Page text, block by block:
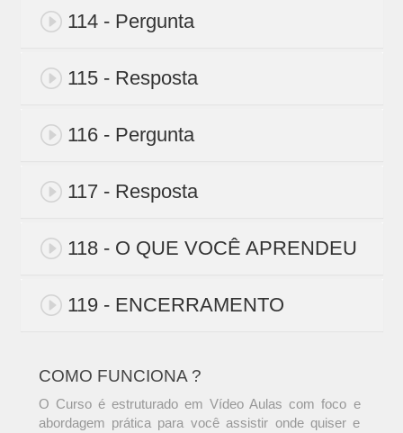
114 - Pergunta
115 - Resposta
116 - Pergunta
117 - Resposta
118 - O QUE VOCÊ APRENDEU
119 - ENCERRAMENTO
COMO FUNCIONA ?
O Curso é estruturado em Vídeo Aulas com foco e
abordagem prática para você assistir onde quiser e